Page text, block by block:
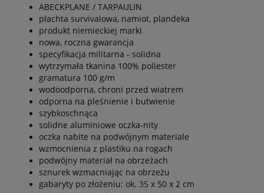
ABECKPLANE / TARPAULIN
płachta survivalowa, namiot, plandeka
produkt niemieckiej marki
nowa, roczna gwarancja
specyfikacja militarna - solidna
wytrzymała tkanina 100% poliester
gramatura 100 g/m
wodoodporna, chroni przed wiatrem
odporna na pleśnienie i butwienie
szybkoschnąca
solidne aluminiowe oczka-nity
oczka nabite na podwójnym materiale
wzmocnienia z plastiku na rogach
podwójny materiał na obrzeżach
sznurek wzmacniając na obrzeżu
gabaryty po złożeniu: ok. 35 x 50 x 2 cm